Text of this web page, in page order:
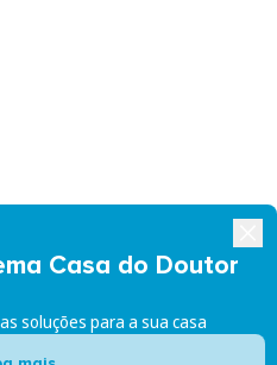
Casa do Doutor
soluções para a sua casa